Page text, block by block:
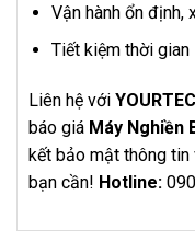
Vận hành ổn định,
Tiết kiệm thời
Liên hệ với
báo giá Máy Nghiền
kết bảo mật thông
bạn cần! Hotline: